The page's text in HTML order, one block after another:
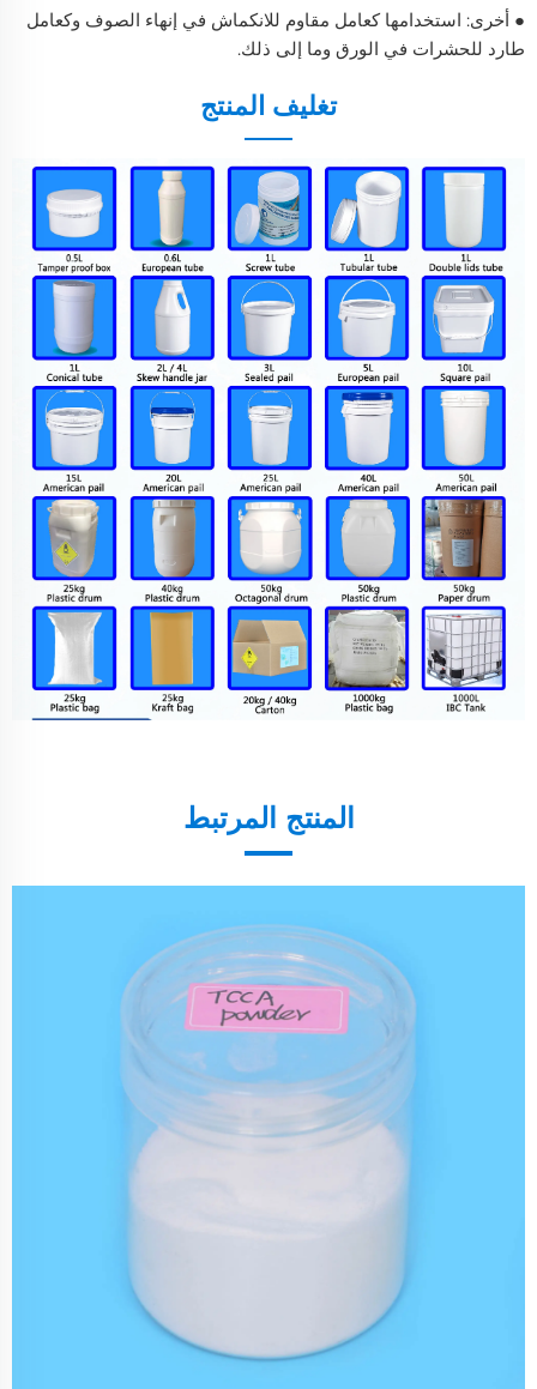
● أخرى: استخدامها كعامل مقاوم للانكماش في إنهاء الصوف وكعامل
طارد للحشرات في الورق وما إلى ذلك.
تغليف المنتج
المنتج المرتبط